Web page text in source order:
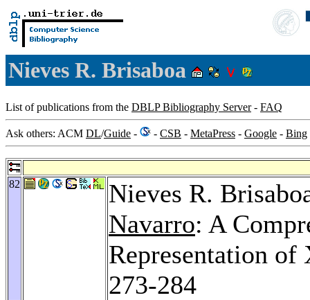
Nieves R. Brisaboa
List of publications from the DBLP Bibliography Server- FAQ
Ask others: ACM DL/Guide - - CSB - MetaPress - Google - Bing
82
Nieves R.
Navarro: A
Representation
273-284